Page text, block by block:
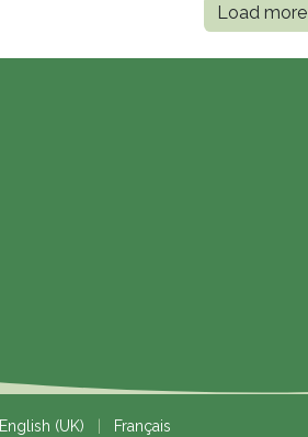
Load more
English (UK) Français